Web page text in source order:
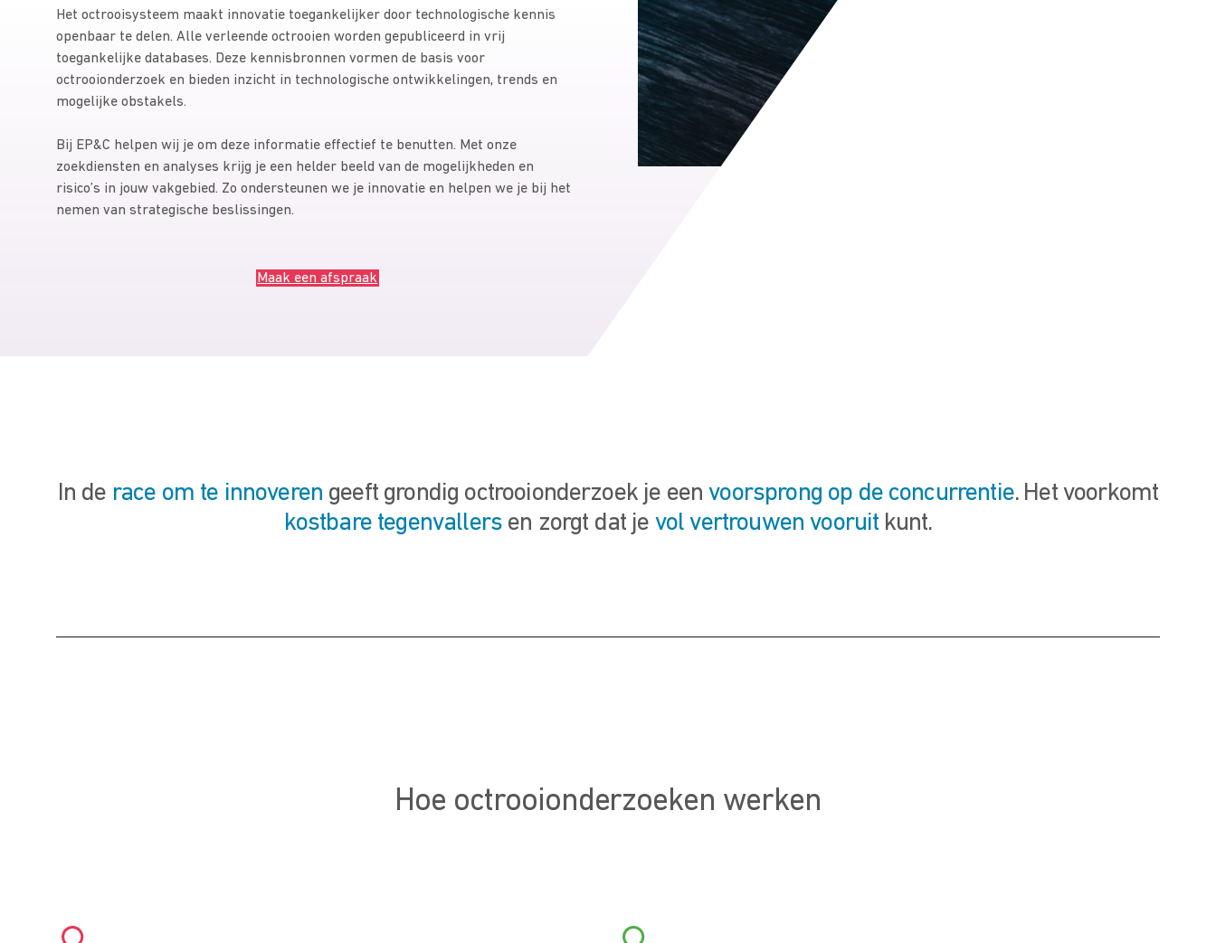
Het octrooisysteem maakt innovatie toegankelijker door technologische kennis
openbaar te delen. Alle verleende octrooien worden gepubliceerd in vrij
toegankelijke databases. Deze kennisbronnen vormen de basis voor
octrooionderzoek en bieden inzicht in technologische ontwikkelingen, trends en
mogelijke obstakels.
Bij EP&C helpen wij je om deze informatie effectief te benutten. Met onze
zoekdiensten en analyses krijg je een helder beeld van de mogelijkheden en
risico’s in jouw vakgebied. Zo ondersteunen we je innovatie en helpen we je bij het
nemen van strategische beslissingen.
Maak een afspraak
In de race om te innoveren geeft grondig octrooionderzoek je eenvoorsprong op de concurrentie. Het voorkomt
kostbare tegenvallers en zorgt dat je vol vertrouwen vooruit kunt.
Hoe octrooionderzoeken werken